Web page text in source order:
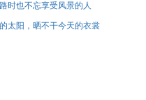
时也不忘享受风景的人
太阳，晒不干今天的衣裳